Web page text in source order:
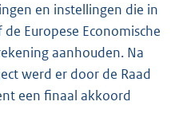
en instellingen die in
Europese Economische
aanhouden. Na
werd er door de Raad
een finaal akkoord